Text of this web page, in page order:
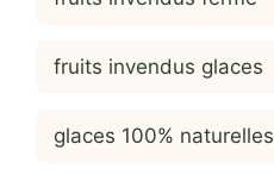
fruits invendus glaces
glaces 100% naturelles